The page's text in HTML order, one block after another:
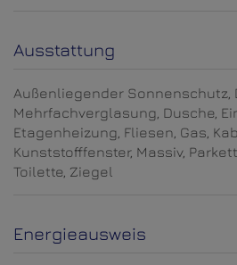
Ausstattung
Außenliegender Sonnenschutz
Mehrfachverglasung Dusche
Etagenheizung Fliesen Gas
Kunststofffenster Massiv Parkett
Toilette Ziegel
Energieausweis